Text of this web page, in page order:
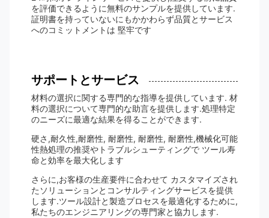
を評価できるように無料のサンプルを提供しています.
証明書を持っていないにもかかわらず品質とサービス
へのコミットメントは 堅牢です
サポートとサービス
材料の選択に関する専門的な指導を提供しています. 材
料の選択について専門的な助言を提供します.処理特定
のニーズに最適な結果を得ることができます.
硬さ,耐久性,耐磨性, 耐磨性, 耐磨性, 耐磨性,機械化可能
性熱処理の推奨やトラブルシューティングで ツール寿
命と効率を最大化します
さらに,お客様の生産要件に合わせて カスタマイズされ
たソリューションとコンサルティングサービスを提供
します.ツール設計と製造プロセスを最適化するために,
私たちのエンジニアリングの専門家と協力します.